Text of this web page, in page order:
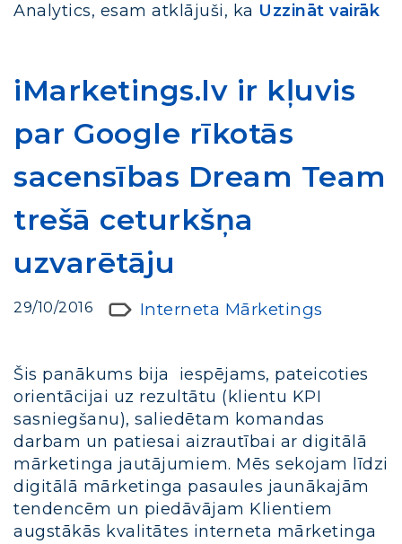
Analytics, esam atklājuši, ka Uzzināt vairāk
iMarketings.lv ir kļuvis
par Google rīkotās
sacensības Dream Team
trešā ceturkšņa
uzvarētāju
29/10/2016 Interneta Mārketings
Šis panākums bija iespējams, pateicoties
orientācijai uz rezultātu (klientu KPI
sasniegšanu), saliedētam komandas
darbam un patiesai aizrautībai ar digitālā
mārketinga jautājumiem. Mēs sekojam līdzi
digitālā mārketinga pasaules jaunākajām
tendencēm un piedāvājam Klientiem
augstākās kvalitātes interneta mārketinga